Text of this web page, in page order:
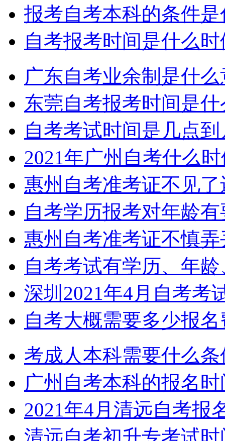
报考自考本科的条件
自考报考时间是什么
广东自考业余制是什
东莞自考报考时间是
自考考试时间是几点
2021年广州自考什么
惠州自考准考证不见
自考学历报考对年龄
惠州自考准考证不慎
自考考试有学历、年
深圳2021年4月自考考
自考大概需要多少报
考成人本科需要什么条
广州自考本科的报名
2021年4月清远自考报
清远自考初升专考试